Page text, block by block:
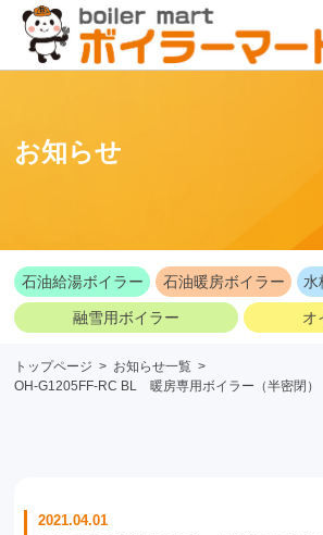
お知らせ
石油給湯ボイラー 石油暖房ボイラー 水
融雪用ボイラー オ
トップページ > お知らせ一覧 >
OH-G1205FF-RC BL 暖房専用ボイラー（半密閉）
2021.04.01